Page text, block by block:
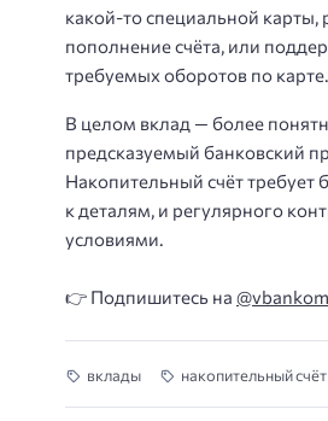
какой-то специальной карты,
пополнение счёта, или
требуемых оборотов по карте.
В целом вклад — более
предсказуемый банковский
Накопительный счёт требует
к деталям, и регулярного
условиями.
👉 Подпишитесь на
вклады накопительный счёт